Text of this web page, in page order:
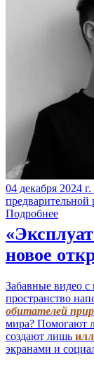
04 декабря 2024
предварительной
Подробнее
новое
Забавные видео
пространство
обитателей
мира? Помогают
создают лишь
экранами и